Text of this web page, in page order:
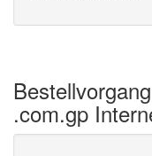
.com.gp